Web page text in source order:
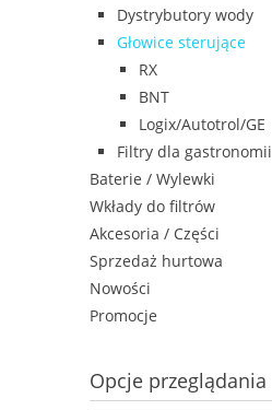
Dystrybutory wody
Głowice sterujące
RX
BNT
Logix/Autotrol/GE
Filtry dla gastronomii
Baterie / Wylewki
Wkłady do filtrów
Akcesoria / Części
Sprzedaż hurtowa
Nowości
Promocje
Opcje przeglądania